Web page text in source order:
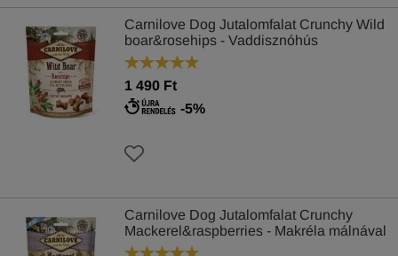
Carnilove Dog Jutalomfalat Crunchy Wild
boar&rosehips - Vaddisznóhús
csipkebogyóval 200g
1 490 Ft
-5%
Carnilove Dog Jutalomfalat Crunchy
Mackerel&raspberries - Makréla málnával
200g